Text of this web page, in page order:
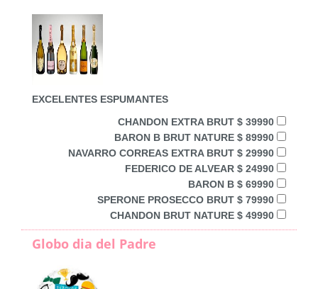
EXCELENTES ESPUMANTES
CHANDON EXTRA BRUT $ 39990
BARON B BRUT NATURE $ 89990
NAVARRO CORREAS EXTRA BRUT $ 29990
FEDERICO DE ALVEAR $ 24990
BARON B $ 69990
SPERONE PROSECCO BRUT $ 79990
CHANDON BRUT NATURE $ 49990
Globo dia del Padre